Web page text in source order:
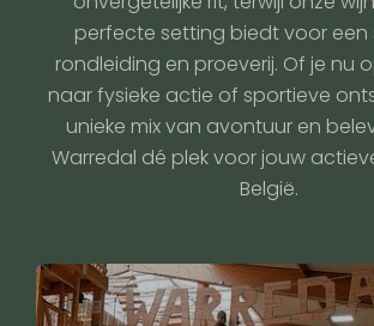
perfecte setting biedt voor een
rondleiding en proeverij. Of je nu
naar fysieke actie of sportieve
unieke mix van avontuur en
Warredal dé plek voor jouw
België.